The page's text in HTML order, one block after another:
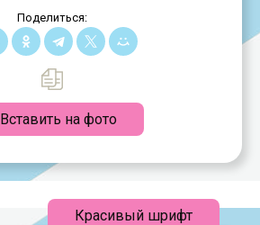
Поделиться:
Вставить на фото
Красивый шрифт